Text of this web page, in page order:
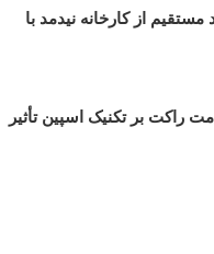
از کارخانه نیدمد با
راکت بر تکنیک اسپین تأثیر